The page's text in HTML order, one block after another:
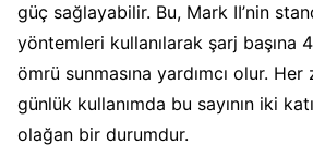
güç sağlayabilir. Bu, Mark II’nin
yöntemleri kullanılarak şarj başına
ömrü sunmasına yardımcı olur.
günlük kullanımda bu sayının iki
olağan bir durumdur.